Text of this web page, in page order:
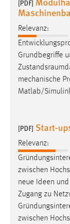
[PDF]
Relevanz:
Grundbegriffe
mechanische
Matlab/
[PDF] Start-
Relevanz:
zwischen
neue Ideen
Zugang zu
zwischen
Name:
Zweck:
Für
site-
Zweck:
Das
Cookie
Chat